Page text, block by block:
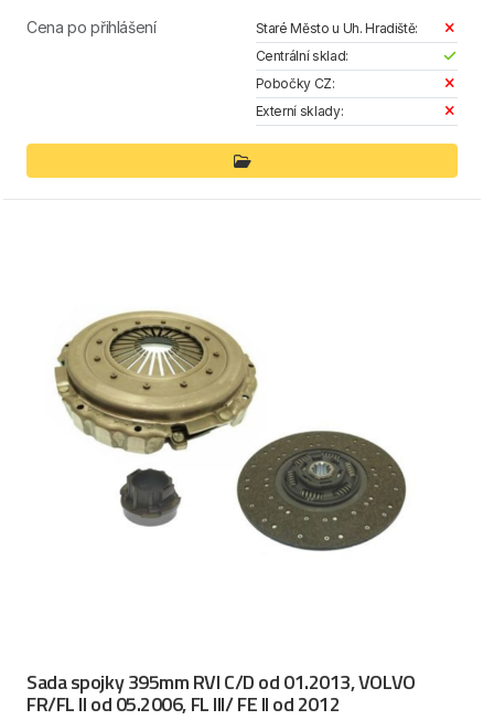
Cena po přihlášení
Staré Město u Uh. Hradiště:
Centrální sklad:
Pobočky CZ:
Externí sklady:
Sada spojky 395mm RVI C/D od 01.2013, VOLVO
FR/FL II od 05.2006, FL III/ FE II od 2012